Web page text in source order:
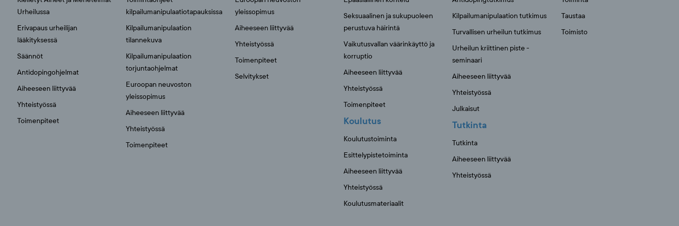
Urheilussa
Erivapaus urheilijan
lääkityksessä
Säännöt
Antidopingohjelmat
Aiheeseen liittyvää
Yhteistyössä
Toimenpiteet
kilpailumanipulaatiotapauksissa
Kilpailumanipulaation
tilannekuva
Kilpailumanipulaation
torjuntaohjelmat
Euroopan neuvoston
yleissopimus
Aiheeseen liittyvää
Yhteistyössä
Toimenpiteet
yleissopimus
Aiheeseen liittyvää
Yhteistyössä
Toimenpiteet
Selvitykset
Seksuaalinen ja sukupuoleen
perustuva häirintä
Vaikutusvallan väärinkäyttö ja
korruptio
Aiheeseen liittyvää
Yhteistyössä
Toimenpiteet
Koulutus
Koulutustoiminta
Esittelypistetoiminta
Aiheeseen liittyvää
Yhteistyössä
Koulutusmateriaalit
Kilpailumanipulaation tutkimus
Turvallisen urheilun tutkimus
Urheilun kriittinen piste -
seminaari
Aiheeseen liittyvää
Yhteistyössä
Julkaisut
Tutkinta
Tutkinta
Aiheeseen liittyvää
Yhteistyössä
Taustaa
Toimisto